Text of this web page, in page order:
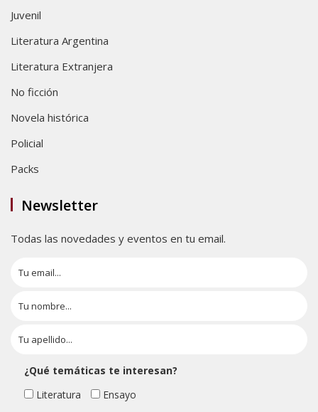
Juvenil
Literatura Argentina
Literatura Extranjera
No ficción
Novela histórica
Policial
Packs
Newsletter
Todas las novedades y eventos en tu email.
¿Qué temáticas te interesan?
Literatura
Ensayo